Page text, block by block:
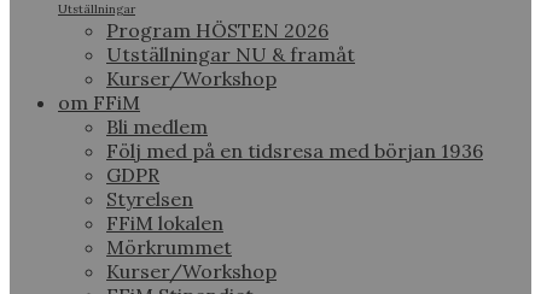
Utställningar
Program HÖSTEN 2026
Utställningar NU & framåt
Kurser/Workshop
om FFiM
Bli medlem
Följ med på en tidsresa med början 1936
GDPR
Styrelsen
FFiM lokalen
Mörkrummet
Kurser/Workshop